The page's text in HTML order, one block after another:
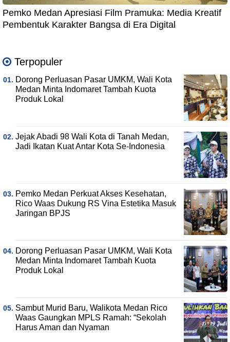
Pemko Medan Apresiasi Film Pramuka: Media Kreatif
Pembentuk Karakter Bangsa di Era Digital
Terpopuler
Dorong Perluasan Pasar UMKM, Wali Kota
Medan Minta Indomaret Tambah Kuota
Produk Lokal
Jejak Abadi 98 Wali Kota di Tanah Medan,
Jadi Ikatan Kuat Antar Kota Se-Indonesia
Pemko Medan Perkuat Akses Kesehatan,
Rico Waas Dukung RS Vina Estetika Masuk
Jaringan BPJS
Dorong Perluasan Pasar UMKM, Wali Kota
Medan Minta Indomaret Tambah Kuota
Produk Lokal
Sambut Murid Baru, Walikota Medan Rico
Waas Gaungkan MPLS Ramah: “Sekolah
Harus Aman dan Nyaman